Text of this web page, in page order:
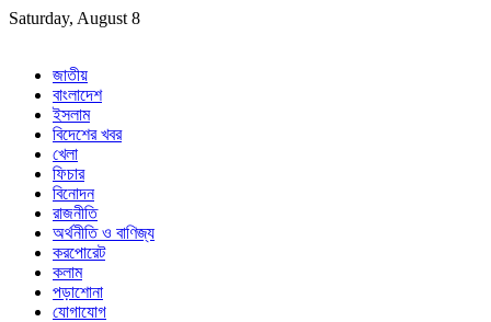
Skip
Saturday, August 8
জাতীয়
বাংলাদেশ
ইসলাম
বিদেশের খবর
খেলা
ফিচার
বিনোদন
রাজনীতি
অর্থনীতি ও বাণিজ্য
করপোরেট
কলাম
পড়াশোনা
যোগাযোগ